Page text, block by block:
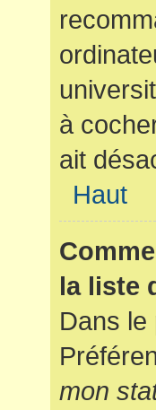
à
ait
Haut
la liste
Dans le
mon